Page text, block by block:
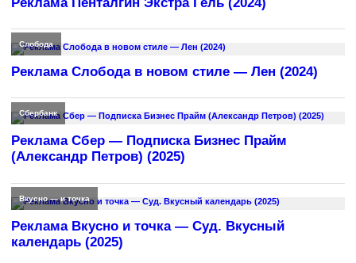
Слобода
Реклама Слобода в новом стиле — Лен (2024)
Сбербанк
Реклама Сбер — Подписка Бизнес Прайм
(Александр Петров) (2025)
Вкусно — и точка
Реклама Вкусно и точка — Суд. Вкусный
календарь (2025)